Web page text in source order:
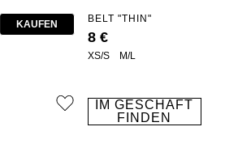
KAUFEN
XS/S M/L
BELT "THIN"
8 €
IM GESCHÄFT
FINDEN